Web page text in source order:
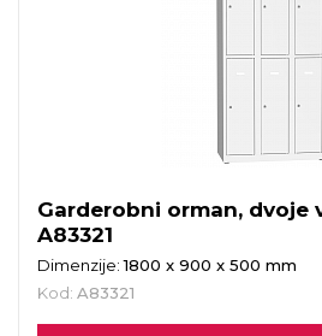
Garderobni orman, dvoje
A83321
Dimenzije:1800 x 900 x 500 mm
Kod: A83321